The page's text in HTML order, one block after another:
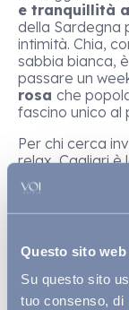
Questo sito
Su questo sito
tuo consenso, di
e tranquillità
della Sardegna
intimità. Chia,
sabbia bianca,
passare un
rosa che
fascino unico al
Per chi cerca
relax, Cagliari
in Sardegna. Il
Diavolo
sono
serata
Migliori